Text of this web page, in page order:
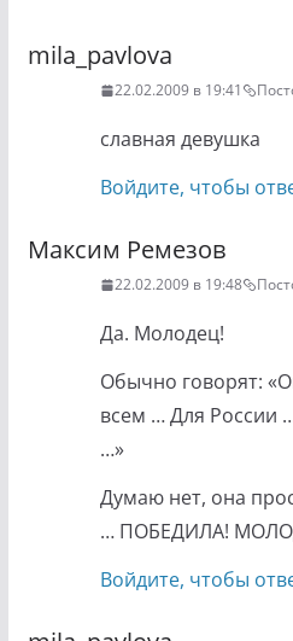
mila_pavlova
22.02.2009 в 19:41
славная девушка
Войдите, чтобы
Максим Ремезов
22.02.2009 в 19:48
Да. Молодец!
Обычно говорят:
всем … Для России
…»
Думаю нет, она
… ПОБЕДИЛА!
Войдите, чтобы